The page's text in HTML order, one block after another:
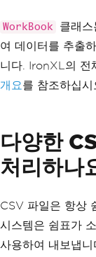
WorkBook
클래
여 데이터를 추출
니다. IronXL의 전
개요를 참조하십시
다양한
처리하나
CSV 파일은 항상
시스템은 쉼표가
사용하여 내보냅